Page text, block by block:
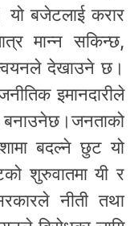
बजेटलाई करार
मान्न सकिन्छ,
देखाउने छ।
इमानदारीले
बदल्ने छुट यो
शुरुवातमा यी र
नीती तथा